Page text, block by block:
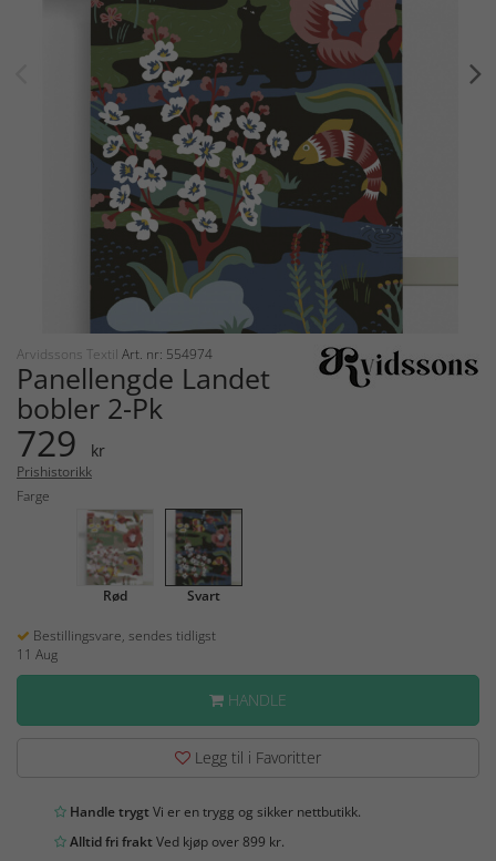
Arvidssons Textil Art. nr: 554974
Panellengde Landet
bobler 2-Pk
729 kr
Prishistorikk
Farge
Rød Svart
Bestillingsvare, sendes tidligst
11 Aug
HANDLE
Legg til i Favoritter
Handle trygtVi er en trygg og sikker nettbutikk.
Alltid fri fraktVed kjøp over 899 kr.